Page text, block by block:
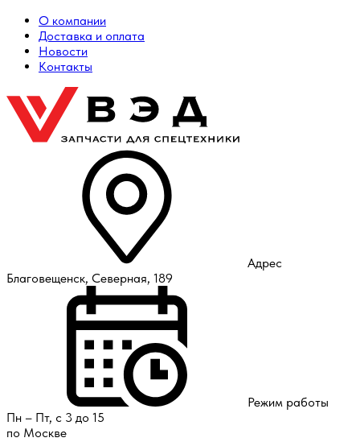
О компании
Доставка и оплата
Новости
Контакты
Адрес
Благовещенск, Северная, 189
Режим работы
Пн – Пт, с 3 до 15
по Москве